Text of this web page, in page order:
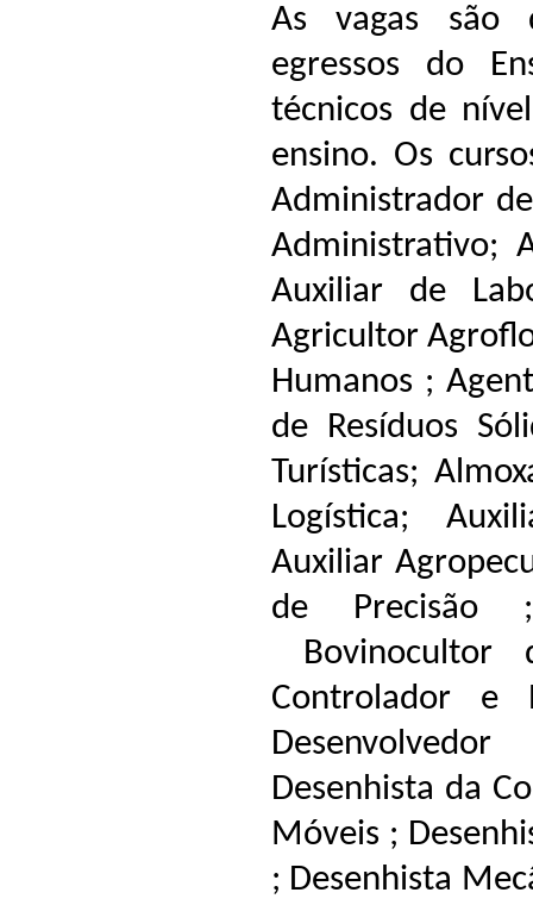
As vagas são
egressos do
técnicos de
ensino. Os
Administrador
Administrativo;
Auxiliar de
Agricultor
Humanos ;
de Resíduos
Turísticas;
Logística;
Auxiliar
de Precisão
Bovinocultor
Controlador e
Desenhista da
Móveis ;
; Desenhista